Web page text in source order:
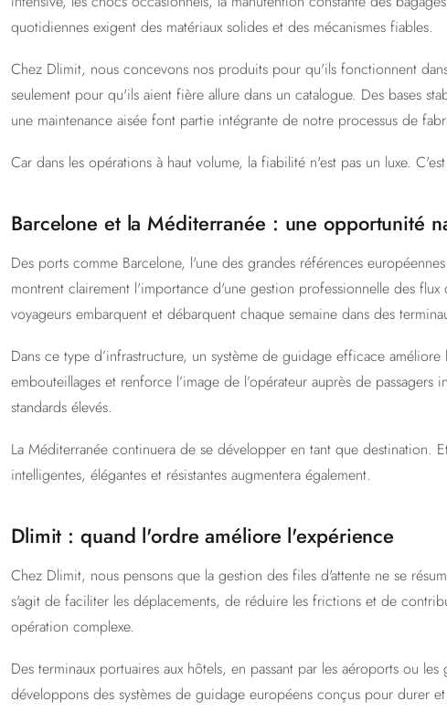
quotidiennes exigent des matériaux solides et des mécanismes fiables.
Chez Dlimit, nous concevons nos produits pour qu'ils fonctionnent
seulement pour qu'ils aient fière allure dans un catalogue. Des bases
une maintenance aisée font partie intégrante de notre processus de
Car dans les opérations à haut volume, la fiabilité n'est pas un luxe.
Barcelone et la Méditerranée : une opportunité
Des ports comme Barcelone, l'une des grandes références
montrent clairement l'importance d'une gestion professionnelle des flux
voyageurs embarquent et débarquent chaque semaine dans des
Dans ce type d’infrastructure, un système de guidage efficace
embouteillages et renforce l’image de l’opérateur auprès de passagers
standards élevés.
La Méditerranée continuera de se développer en tant que destination.
intelligentes, élégantes et résistantes augmentera également.
Dlimit : quand l'ordre améliore l'expérience
Chez Dlimit, nous pensons que la gestion des files d'attente ne se
s'agit de faciliter les déplacements, de réduire les frictions et de
opération complexe.
Des terminaux portuaires aux hôtels, en passant par les aéroports ou les
développons des systèmes de guidage européens conçus pour durer